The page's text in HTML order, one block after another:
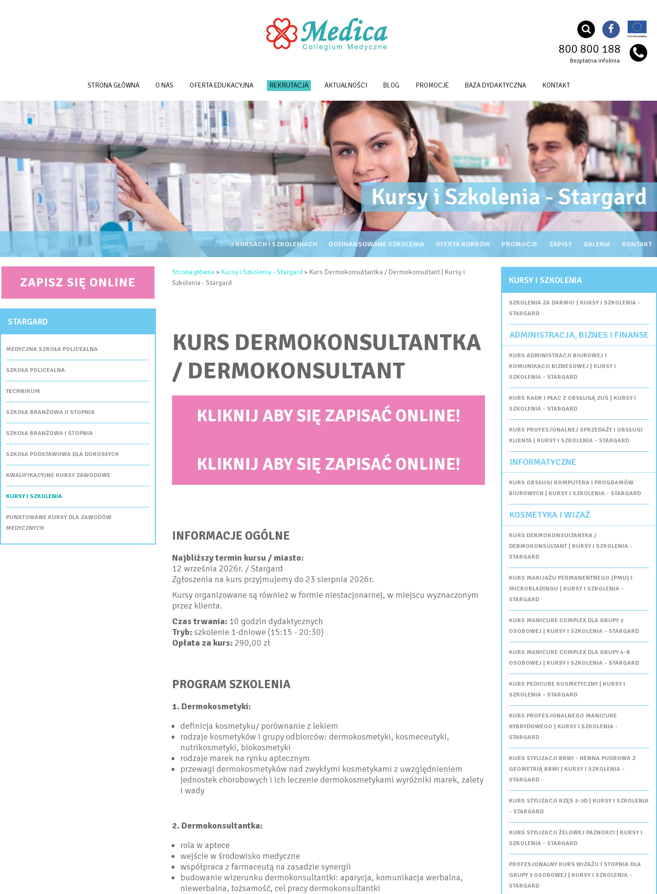
800 800 188
Bezpłatna infolinia
STRONA GŁÓWNA O NAS OFERTA EDUKACYJNA REKRUTACJA AKTUALNOŚCI BLOG PROMOCJE BAZA DYDAKTYCZNA KONTAKT
OG Szkoła Nazwa
Kursy i Szkolenia - Stargard
KURSY I SZKOLENIA
O KURSACH I SZKOLENIACH
DOFINANSOWANE SZKOLENIA OFERTA KURSÓW PROMOCJE ZAPISY GALERIA KONTAKT
ZAPISZ SIĘ ONLINE
STARGARD
MEDYCZNA SZKOŁA POLICEALNA
SZKOŁA POLICEALNA
TECHNIKUM
SZKOŁA BRANŻOWA II STOPNIA
SZKOŁA BRANŻOWA I STOPNIA
SZKOŁA PODSTAWOWA DLA DOROSŁYCH
KWALIFIKACYJNE KURSY ZAWODOWE
KURSY I SZKOLENIA
PUNKTOWANE KURSY DLA ZAWODÓW
MEDYCZNYCH
JESTEŚ TUTAJ
Strona główna» Kursy i Szkolenia - Stargard» Kurs Dermokonsultantka / Dermokonsultant | Kursy i
Szkolenia - Stargard
KURS DERMOKONSULTANTKA
/ DERMOKONSULTANT
KLIKNIJ ABY SIĘ ZAPISAĆ ONLINE!
KLIKNIJ ABY SIĘ ZAPISAĆ ONLINE!
INFORMACJE OGÓLNE
Najbliższy termin kursu / miasto:
12 września 2026r. / Stargard
Zgłoszenia na kurs przyjmujemy do 23 sierpnia 2026r.
Kursy organizowane są również w formie niestacjonarnej, w miejscu wyznaczonym
przez klienta.
Czas trwania:10 godzin dydaktycznych
Tryb:szkolenie 1-dniowe (15:15 - 20:30)
Opłata za kurs:290,00 zł
PROGRAM SZKOLENIA
1. Dermokosmetyki:
definicja kosmetyku/ porównanie z lekiem
rodzaje kosmetyków i grupy odbiorców: dermokosmetyki, kosmeceutyki,
nutrikosmetyki, biokosmetyki
rodzaje marek na rynku aptecznym
przewagi dermokosmetyków nad zwykłymi kosmetykami z uwzględnieniem
jednostek chorobowych i ich leczenie dermokosmetykami wyróżniki marek, zalety
i wady
2. Dermokonsultantka:
rola w aptece
wejście w środowisko medyczne
współpraca z farmaceutą na zasadzie synergii
budowanie wizerunku dermokonsultantki: aparycja, komunikacja werbalna,
niewerbalna, tożsamość, cel pracy dermokonsultantki
KURSY I SZKOLENIA
SZKOLENIA ZA DARMO! | KURSY I SZKOLENIA -
STARGARD
ADMINISTRACJA, BIZNES I FINANSE
KURS ADMINISTRACJI BIUROWEJ I
KOMUNIKACJI BIZNESOWEJ | KURSY I
SZKOLENIA - STARGARD
KURS KADR I PŁAC Z OBSŁUGĄ ZUS | KURSY I
SZKOLENIA - STARGARD
KURS PROFESJONALNEJ SPRZEDAŻY I OBSŁUGI
KLIENTA | KURSY I SZKOLENIA - STARGARD
INFORMATYCZNE
KURS OBSŁUGI KOMPUTERA I PROGRAMÓW
BIUROWYCH | KURSY I SZKOLENIA - STARGARD
KOSMETYKA I WIZAŻ
KURS DERMOKONSULTANTKA /
DERMOKONSULTANT | KURSY I SZKOLENIA -
STARGARD
KURS MAKIJAŻU PERMANENTNEGO (PMU) I
MICROBLADINGU | KURSY I SZKOLENIA -
STARGARD
KURS MANICURE COMPLEX DLA GRUPY 2
OSOBOWEJ | KURSY I SZKOLENIA - STARGARD
KURS MANICURE COMPLEX DLA GRUPY 4-8
OSOBOWEJ | KURSY I SZKOLENIA - STARGARD
KURS PEDICURE KOSMETYCZNY | KURSY I
SZKOLENIA - STARGARD
KURS PROFESJONALNEGO MANICURE
HYBRYDOWEGO | KURSY I SZKOLENIA -
STARGARD
KURS STYLIZACJI BRWI - HENNA PUDROWA Z
GEOMETRIĄ BRWI | KURSY I SZKOLENIA -
STARGARD
KURS STYLIZACJI RZĘS 2-3D | KURSY I SZKOLENIA
- STARGARD
KURS STYLIZACJI ŻELOWEJ PAZNOKCI | KURSY I
SZKOLENIA - STARGARD
PROFESJONALNY KURS WIZAŻU I STOPNIA DLA
GRUPY 3 OSOBOWEJ | KURSY I SZKOLENIA -
STARGARD